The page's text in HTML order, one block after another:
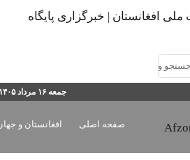
جمعه ۱۶ مرداد ۱۴۰۵
صفحه اصلی افغانستان و